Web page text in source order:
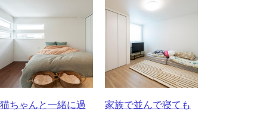
猫ちゃんと一緒に過
家族で並んで寝ても